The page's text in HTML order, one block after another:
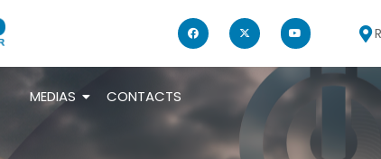
MEDIAS CONTACTS